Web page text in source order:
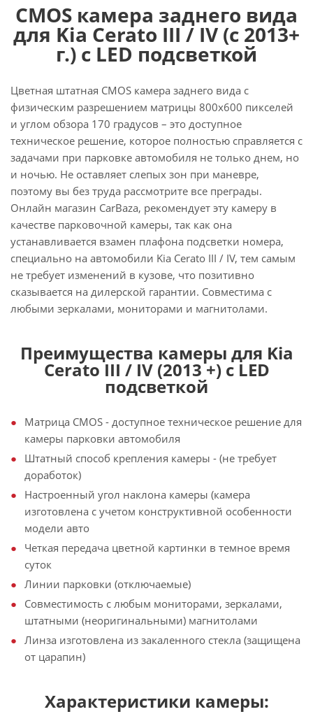
CMOS камера заднего вида
для Kia Cerato III / IV (с 2013+
г.) с LED подсветкой
Цветная штатная CMOS камера заднего вида с
физическим разрешением матрицы 800х600 пикселей
и углом обзора 170 градусов – это доступное
техническое решение, которое полностью справляется с
задачами при парковке автомобиля не только днем, но
и ночью. Не оставляет слепых зон при маневре,
поэтому вы без труда рассмотрите все преграды.
Онлайн магазин CarBaza, рекомендует эту камеру в
качестве парковочной камеры, так как она
устанавливается взамен плафона подсветки номера,
специально на автомобили Kia Cerato III / IV, тем самым
не требует изменений в кузове, что позитивно
сказывается на дилерской гарантии. Совместима с
любыми зеркалами, мониторами и магнитолами.
Преимущества камеры для Kia
Cerato III / IV (2013 +) с LED
подсветкой
Матрица CMOS - доступное техническое решение для
камеры парковки автомобиля
Штатный способ крепления камеры - (не требует
доработок)
Настроенный угол наклона камеры (камера
изготовлена с учетом конструктивной особенности
модели авто
Четкая передача цветной картинки в темное время
суток
Линии парковки (отключаемые)
Совместимость с любым мониторами, зеркалами,
штатными (неоригинальными) магнитолами
Линза изготовлена из закаленного стекла (защищена
от царапин)
Характеристики камеры: